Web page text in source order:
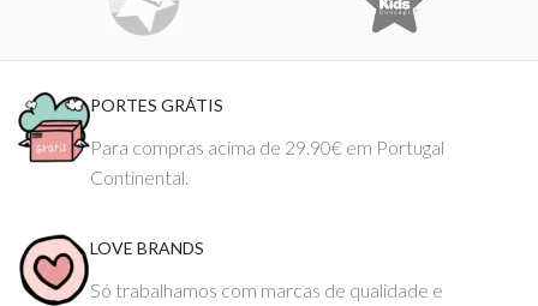
PORTES GRÁTIS
Para compras acima de 29.90€ em Portugal
Continental.
LOVE BRANDS
Só trabalhamos com marcas de qualidade e